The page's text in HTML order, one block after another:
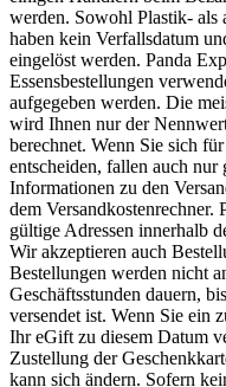
werden. Sowohl Plastik- als
haben kein Verfallsdatum
eingelöst werden. Panda
Essensbestellungen
aufgegeben werden. Die
wird Ihnen nur der
berechnet. Wenn Sie sich
entscheiden, fallen auch nur
Informationen zu den
dem Versandkostenrechner.
gültige Adressen innerhalb
Wir akzeptieren auch
Bestellungen werden nicht
Geschäftsstunden dauern,
versendet ist. Wenn Sie ein
Ihr eGift zu diesem Datum
Zustellung der
kann sich ändern. Sofern